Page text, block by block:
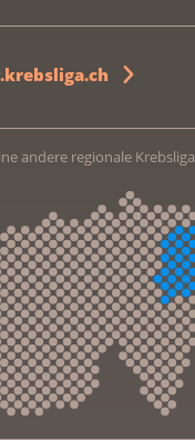
andere regionale Krebsliga